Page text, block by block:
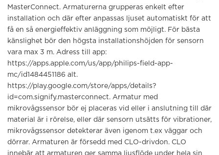
MasterConnect. Armaturerna grupperas enkelt efter
installation och där efter anpassas ljuset automatiskt för att
få en så energieffektiv anläggning som möjligt. För bästa
känslighet bör den högsta installationshöjden för sensorn
vara max 3 m. Adress till app:
https://apps.apple.com/us/app/philips-field-app-
mc/id1484451186 alt.
https://play.google.com/store/apps/details?
id=com.signify.masterconnect. Armatur med
mikrovågssensor bör ej placeras vid eller i anslutning till där
material är i rörelse, eller där sensorn utsätts för vibrationer,
mikrovågssensor detekterar även igenom t.ex väggar och
dörrar. Armaturen är försedd med CLO-drivdon. CLO
innebär att armaturen ger samma ljusflöde under hela sin